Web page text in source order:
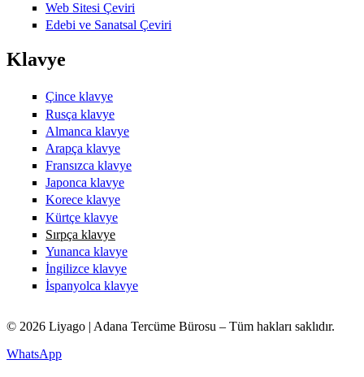
Web Sitesi Çeviri
Edebi ve Sanatsal Çeviri
Klavye
Çince klavye
Rusça klavye
Almanca klavye
Arapça klavye
Fransızca klavye
Japonca klavye
Korece klavye
Kürtçe klavye
Sırpça klavye
Yunanca klavye
İngilizce klavye
İspanyolca klavye
© 2026 Liyago | Adana Tercüme Bürosu – Tüm hakları saklıdır.
WhatsApp